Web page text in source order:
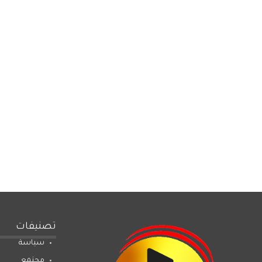
تصنيفات
سياسة